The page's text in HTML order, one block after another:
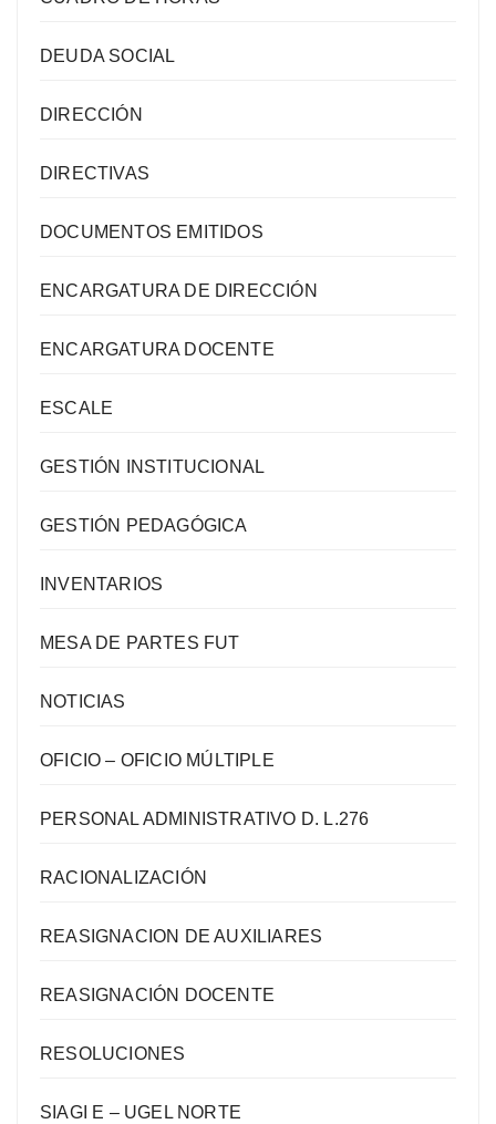
DEUDA SOCIAL
DIRECCIÓN
DIRECTIVAS
DOCUMENTOS EMITIDOS
ENCARGATURA DE DIRECCIÓN
ENCARGATURA DOCENTE
ESCALE
GESTIÓN INSTITUCIONAL
GESTIÓN PEDAGÓGICA
INVENTARIOS
MESA DE PARTES FUT
NOTICIAS
OFICIO – OFICIO MÚLTIPLE
PERSONAL ADMINISTRATIVO D. L.276
RACIONALIZACIÓN
REASIGNACION DE AUXILIARES
REASIGNACIÓN DOCENTE
RESOLUCIONES
SIAGI E – UGEL NORTE